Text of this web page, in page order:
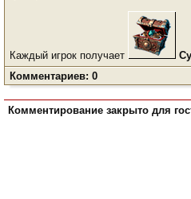
Каждый игрок получает
Комментариев: 0
Комментирование закрыто для